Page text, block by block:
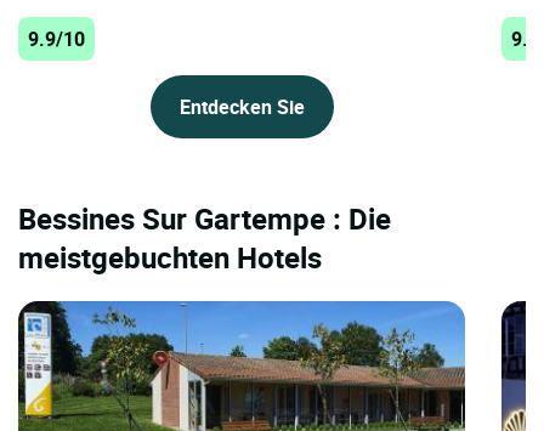
9.9/10
Entdecken Sie
Bessines Sur Gartempe : Die
meistgebuchten Hotels